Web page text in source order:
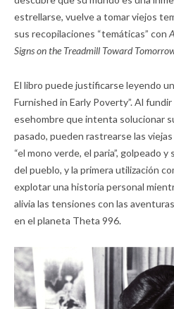
estrellarse, vuelve a tomar viejos
sus recopilaciones “temáticas” con
Signs on the Treadmill Toward
El libro puede justificarse leyendo
Furnished in Early Poverty”. Al
esehombre que intenta solucionar
pasado, pueden rastrearse las
“el mono verde, el paria”, golpeado
del pueblo, y la primera utilización
explotar una historia personal
alivia las tensiones con las
en el planeta Theta 996.